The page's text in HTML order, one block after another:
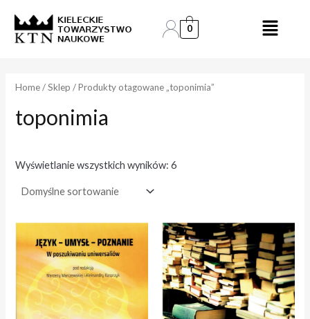
content
0
Home/Sklep / Produkty otagowane „toponimia”
toponimia
Wyświetlanie wszystkich wyników: 6